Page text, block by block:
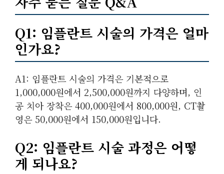
Q1: 임플란트 시술의 가격은 얼마
인가요?
A1: 임플란트 시술의 가격은 기본적으로
1,000,000원에서 2,500,000원까지 다양하며, 인
공 치아 장착은 400,000원에서 800,000원, CT촬
영은 50,000원에서 150,000원입니다.
Q2: 임플란트 시술 과정은 어떻
게 되나요?